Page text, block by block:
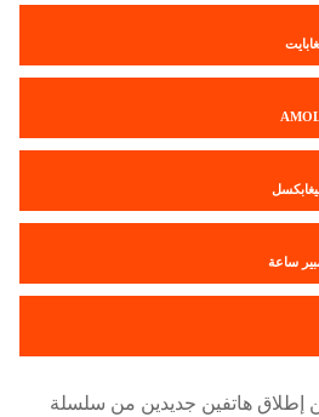
هاتفين جديدين من سلسلة